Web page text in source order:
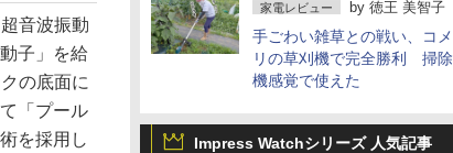
家電レビュー by 徳王 美智子
手ごわい雑草との戦い、コメ
リの草刈機で完全勝利 掃除
機感覚で使えた
Impress Watchシリーズ 人気記事
音波振動
子」を給
の底面に
「プール
を採用し